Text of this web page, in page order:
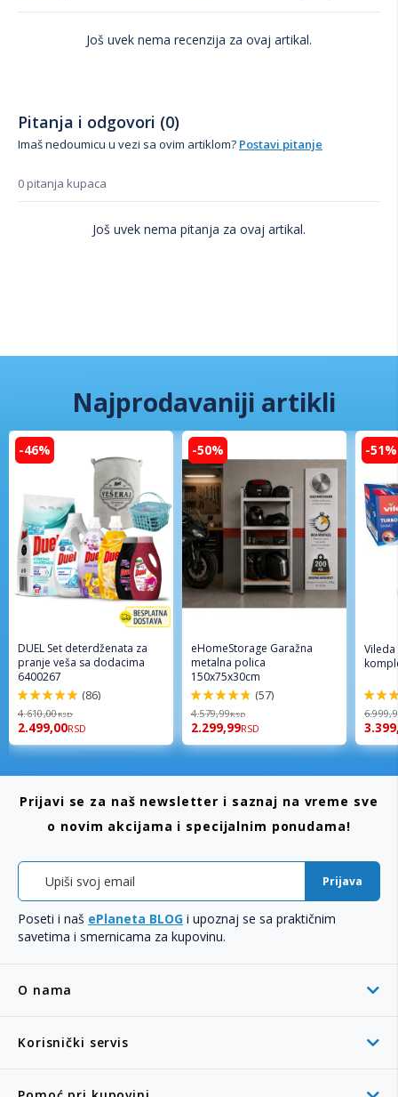
Još uvek nema recenzija za ovaj artikal.
Pitanja i odgovori (0)
Imaš nedoumicu u vezi sa ovim artiklom? Postavi pitanje
0 pitanja kupaca
Još uvek nema pitanja za ovaj artikal.
Najprodavaniji artikli
-46%
DUEL Set deterdženata za
pranje veša sa dodacima
6400267
98%
(86)
4.610,00RSD
2.499,00RSD
-50%
eHomeStorage Garažna
metalna polica
150x75x30cm
96%
(57)
4.579,99RSD
2.299,99RSD
-51%
92%
O nama
Korisnički servis
Prijavi se za naš newsletter i saznaj na vreme sve
o novim akcijama i specijalnim ponudama!
Prijava
Poseti i naš ePlaneta BLOG i upoznaj se sa praktičnim
savetima i smernicama za kupovinu.